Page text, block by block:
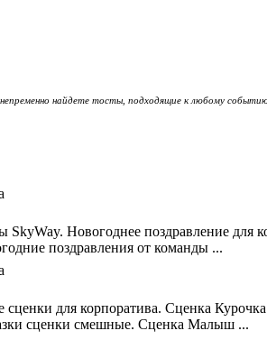
найдете тосты, подходящие к любому
SkyWay. Новогоднее поздравление для
поздравления от команды ...
для корпоратива. Сценка
сценки смешные. Сценка Малыш ...